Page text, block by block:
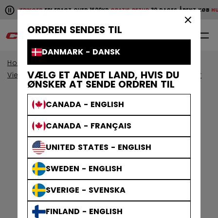
ORDREN SENDES TIL
DANMARK - DANSK
VÆLG ET ANDET LAND, HVIS DU
ØNSKER AT SENDE ORDREN TIL
CANADA - ENGLISH
CANADA - FRANÇAIS
UNITED STATES - ENGLISH
SWEDEN - ENGLISH
SVERIGE - SVENSKA
FINLAND - ENGLISH
Pause the horizontal scroll animation.
LEVERINGERFRI FRAGT OVER 1600KRGRATIS RETUR30 DAGES ÅBENT KØB
Hurtige leveringer Gratis retur 30
Home
Beskyttelsesudstyr
View By Collection
Jetspeed Beskyttelsesudstyr